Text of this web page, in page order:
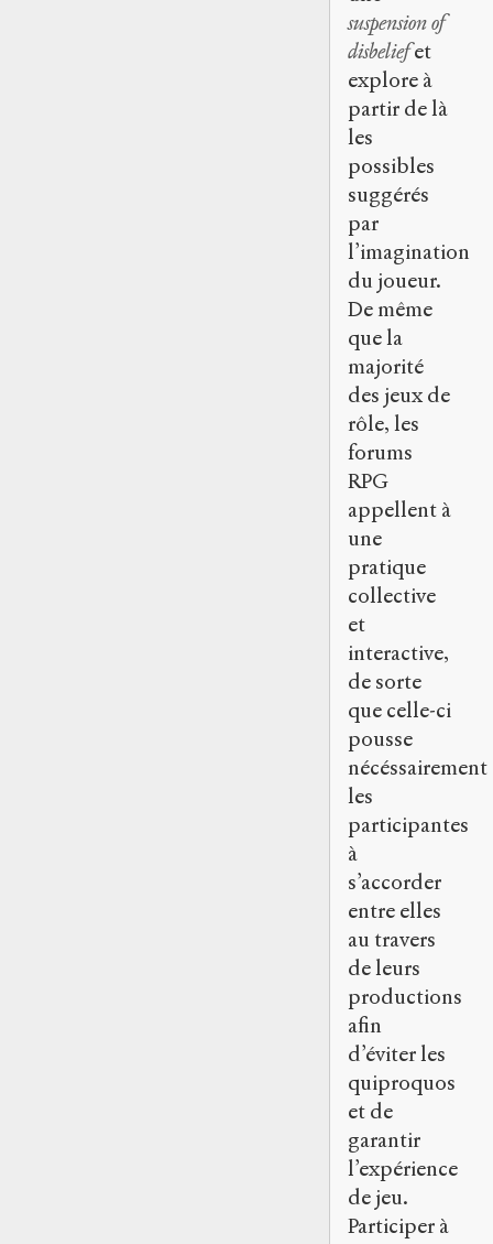
suspension of
disbeliefet
explore à
partir de là
les
possibles
suggérés
par
l’imagination
du joueur.
De même
que la
majorité
des jeux de
rôle, les
forums
RPG
appellent à
une
pratique
collective
et
interactive,
de sorte
que celle-ci
pousse
nécéssairement
les
participantes
à
s’accorder
entre elles
au travers
de leurs
productions
afin
d’éviter les
quiproquos
et de
garantir
l’expérience
de jeu.
Participer à